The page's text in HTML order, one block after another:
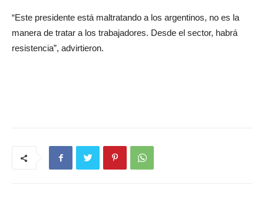
“Este presidente está maltratando a los argentinos, no es la
manera de tratar a los trabajadores. Desde el sector, habrá
resistencia”, advirtieron.